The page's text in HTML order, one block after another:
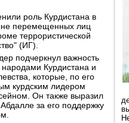
роль Курдистана в
перемещенных лиц
террористической
(ИГ).
подчеркнул важность
Курдистана и
которые, по его
курдским лидером
Он также выразил
за его поддержку